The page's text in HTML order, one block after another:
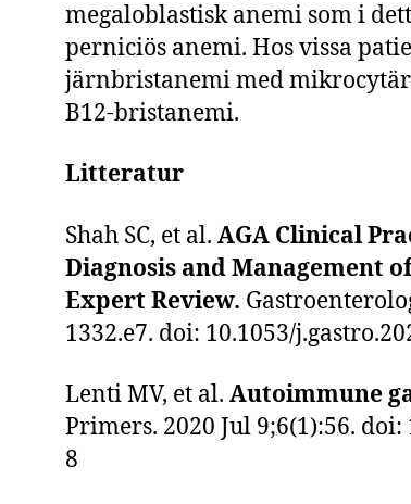
megaloblastisk anemi som i
perniciös anemi. Hos vissa
järnbristanemi med
B12-bristanemi.
Litteratur
Shah SC, et al. AGA Clinical
Diagnosis and Management
Expert Review.
1332.e7. doi: 10.1053/
Lenti MV, et al. Autoimmune
Primers. 2020 Jul 9;6(1):56. doi:
8